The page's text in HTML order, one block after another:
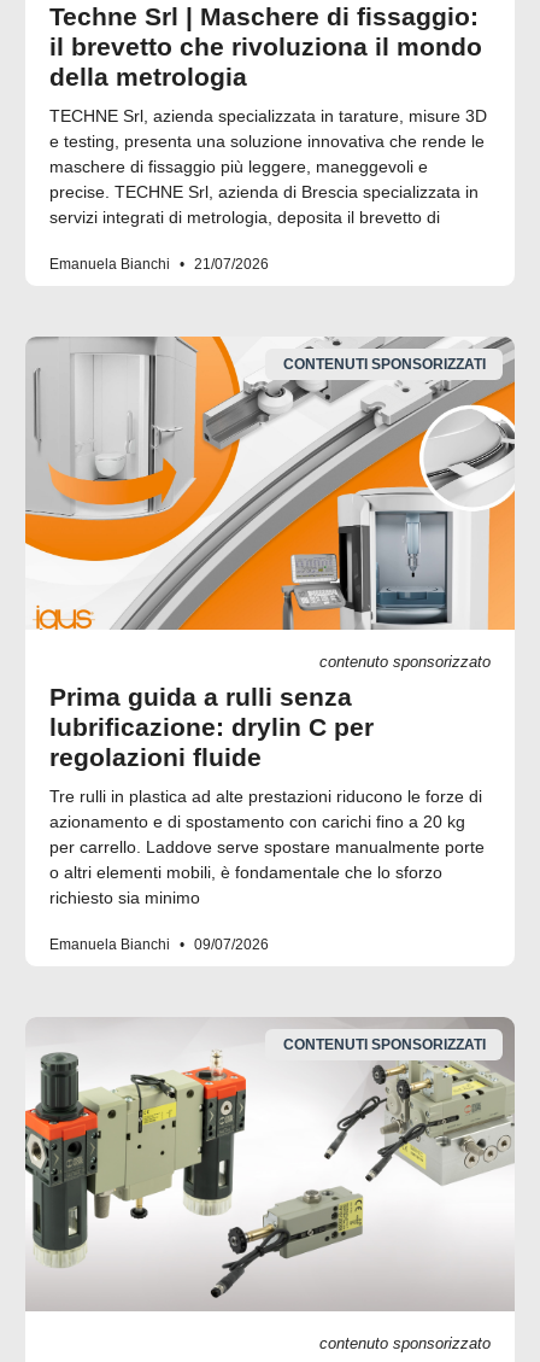
Techne Srl | Maschere di fissaggio:
il brevetto che rivoluziona il mondo
della metrologia
TECHNE Srl, azienda specializzata in tarature, misure 3D
e testing, presenta una soluzione innovativa che rende le
maschere di fissaggio più leggere, maneggevoli e
precise. TECHNE Srl, azienda di Brescia specializzata in
servizi integrati di metrologia, deposita il brevetto di
Emanuela Bianchi 21/07/2026
CONTENUTI SPONSORIZZATI
contenuto sponsorizzato
Prima guida a rulli senza
lubrificazione: drylin C per
regolazioni fluide
Tre rulli in plastica ad alte prestazioni riducono le forze di
azionamento e di spostamento con carichi fino a 20 kg
per carrello. Laddove serve spostare manualmente porte
o altri elementi mobili, è fondamentale che lo sforzo
richiesto sia minimo
Emanuela Bianchi 09/07/2026
CONTENUTI SPONSORIZZATI
contenuto sponsorizzato